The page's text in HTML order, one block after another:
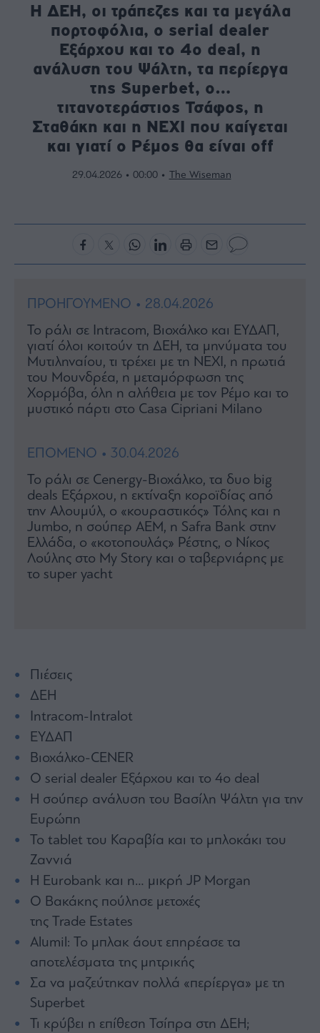
Wiseman
My
Story
Media
Επι-
Άρθρα
Συνεντεύξεις
Les
Bons
Vivants
Auto
Life
Style
Υγεία
Architecture
Watches
Yachts
Table
For
Two
Μετοχές
Αγορές
Trader's
book
Buy-
Hold-
Sell
The
Investor
Crypto
Χρηματιστηριακές
Ανακοινώσεις
Η ΔΕΗ, οι τράπεζες και τα μεγάλα
πορτοφόλια, o serial dealer
Εξάρχου και το 4o deal, η
ανάλυση του Ψάλτη, τα περίεργα
της Superbet, ο…
τιτανοτεράστιος Τσάφος, η
Σταθάκη και η NEXI που καίγεται
και γιατί ο Ρέμος θα είναι off
29.04.2026 • 00:00 • The Wiseman
ΠΡΟΗΓΟΥΜΕΝΟ • 28.04.2026
Το ράλι σε Intracom, Βιοχάλκο και ΕΥΔΑΠ,
γιατί όλοι κοιτούν τη ΔΕΗ, τα μηνύματα του
Μυτιληναίου, τι τρέχει με τη NEXI, η πρωτιά
του Μουνδρέα, η μεταμόρφωση της
Χορμόβα, όλη η αλήθεια με τον Ρέμο και το
μυστικό πάρτι στο Casa Cipriani Milano
ΕΠΟΜΕΝΟ • 30.04.2026
Το ράλι σε Cenergy-Βιοχάλκο, τα δυο big
deals Εξάρχου, η εκτίναξη κοροϊδίας από
την Αλουμύλ, ο «κουραστικός» Τόλης και η
Jumbo, η σούπερ ΑΕΜ, η Safra Bank στην
Ελλάδα, o «κοτοπουλάς» Ρέστης, ο Νίκος
Λούλης στο My Story και ο ταβερνιάρης με
το super yacht
Πιέσεις
ΔΕΗ
Intracom-Intralot
ΕΥΔΑΠ
Βιοχάλκο-CENER
Ο serial dealer Εξάρχου και το 4ο deal
Η σούπερ ανάλυση του Βασίλη Ψάλτη για την
Ευρώπη
To tablet του Καραβία και το μπλοκάκι του
Ζαννιά
Η Eurobank και η… μικρή JP Morgan
O Βακάκης πούλησε μετοχές
της Trade Estates
Alumil: Το μπλακ άουτ επηρέασε τα
αποτελέσματα της μητρικής
Σα να μαζεύτηκαν πολλά «περίεργα» με τη
Superbet
Τι κρύβει η επίθεση Τσίπρα στη ΔΕΗ;